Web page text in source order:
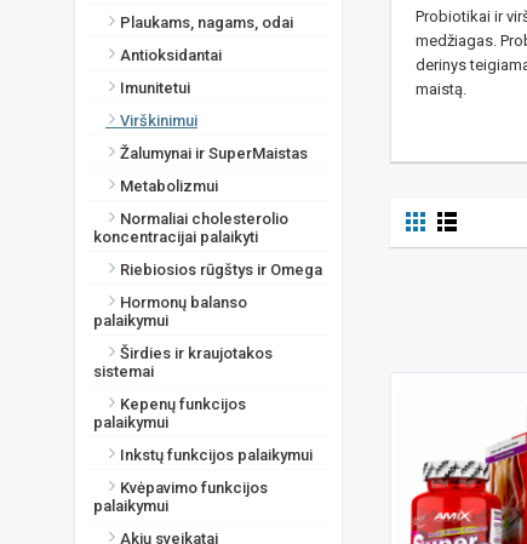
Plaukams, nagams, odai
Antioksidantai
Imunitetui
Virškinimui
Žalumynai ir SuperMaistas
Metabolizmui
Normaliai cholesterolio
koncentracijai palaikyti
Riebiosios rūgštys ir Omega
Hormonų balanso
palaikymui
Širdies ir kraujotakos
sistemai
Kepenų funkcijos
palaikymui
Inkstų funkcijos palaikymui
Kvėpavimo funkcijos
palaikymui
Akių sveikatai
Probiotikai ir
medžiagas.
derinys
maistą.